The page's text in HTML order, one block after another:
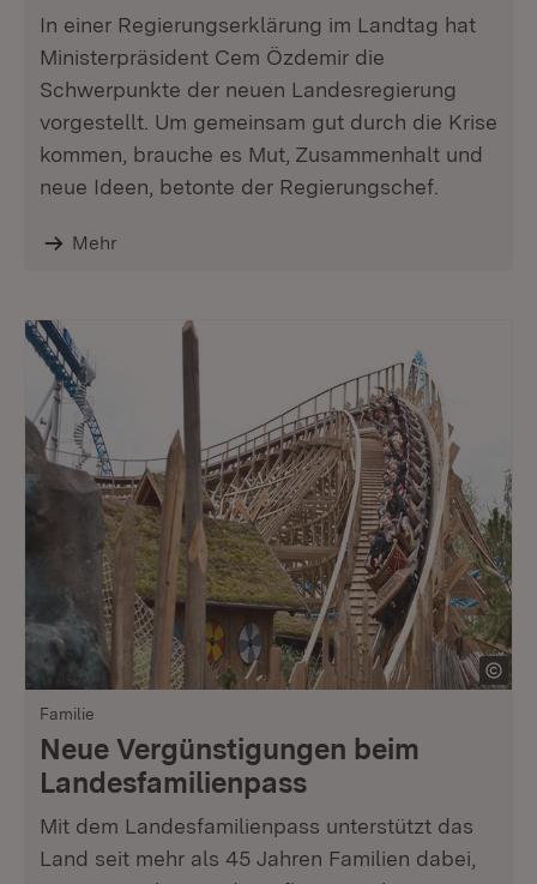
In einer Regierungserklärung im Landtag hat
Ministerpräsident Cem Özdemir die
Schwerpunkte der neuen Landesregierung
vorgestellt. Um gemeinsam gut durch die Krise
kommen, brauche es Mut, Zusammenhalt und
neue Ideen, betonte der Regierungschef.
Mehr
Familie
Neue Vergünstigungen beim
Landesfamilienpass
Mit dem Landesfamilienpass unterstützt das
Land seit mehr als 45 Jahren Familien dabei,